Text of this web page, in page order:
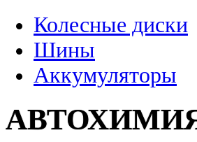
Колесные диски
Шины
Аккумуляторы